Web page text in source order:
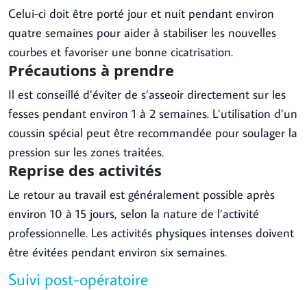
Celui-ci doit être porté jour et nuit pendant environ
quatre semaines pour aider à stabiliser les nouvelles
courbes et favoriser une bonne cicatrisation.
Précautions à prendre
Il est conseillé d’éviter de s’asseoir directement sur les
fesses pendant environ 1 à 2 semaines. L’utilisation d’un
coussin spécial peut être recommandée pour soulager la
pression sur les zones traitées.
Reprise des activités
Le retour au travail est généralement possible après
environ 10 à 15 jours, selon la nature de l’activité
professionnelle. Les activités physiques intenses doivent
être évitées pendant environ six semaines.
Suivi post-opératoire